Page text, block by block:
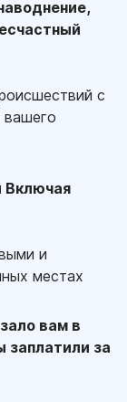
с
Включая
и
местах
вам в
заплатили за